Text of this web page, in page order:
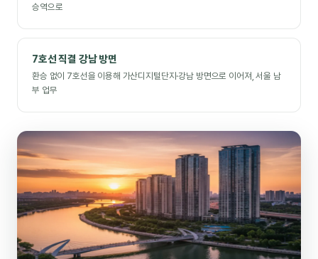
승역으로
7호선 직결 강남 방면
환승 없이 7호선을 이용해 가산디지털단지·강남 방면으로 이어져, 서울 남
부 업무